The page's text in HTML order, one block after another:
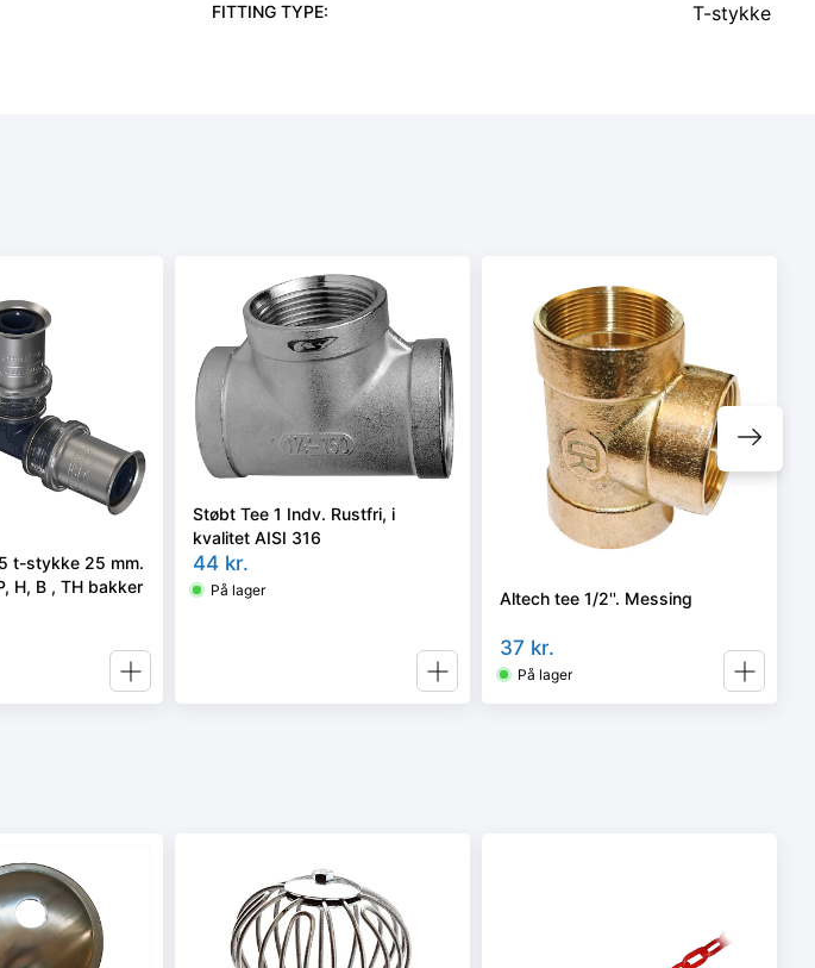
FITTING TYPE: T-stykke
t-stykke 25 mm.
H, B , TH bakker
Støbt Tee 1 Indv. Rustfri, i
kvalitet AISI 316
44 kr.
På lager Altech tee 1/2''. Messing
37 kr.
På lager